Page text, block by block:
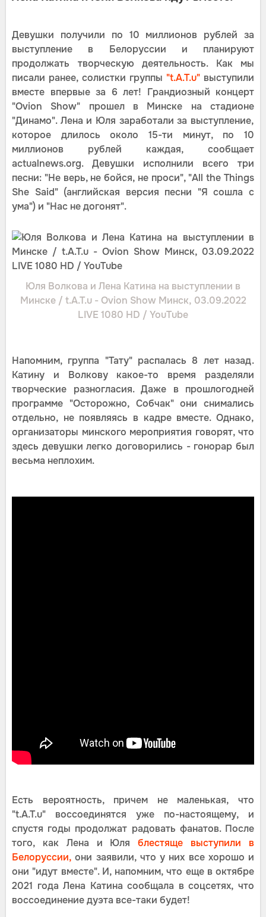
Девушки получили по 10 миллионов рублей за
выступление в Белоруссии и планируют
продолжать творческую деятельность. Как мы
писали ранее, солистки группы "t.A.T.u" выступили
вместе впервые за 6 лет! Грандиозный концерт
"Ovion Show" прошел в Минске на стадионе
"Динамо". Лена и Юля заработали за выступление,
которое длилось около 15-ти минут, по 10
миллионов рублей каждая, сообщает
actualnews.org. Девушки исполнили всего три
песни: "Не верь, не бойся, не проси", "All the Things
She Said" (английская версия песни "Я сошла с
ума") и "Нас не догонят".
Юля Волкова и Лена Катина на выступлении в
Минске / t.A.T.u - Ovion Show Минск, 03.09.2022
LIVE 1080 HD / YouTube
Напомним, группа "Тату" распалась 8 лет назад.
Катину и Волкову какое-то время разделяли
творческие разногласия. Даже в прошлогодней
программе "Осторожно, Собчак" они снимались
отдельно, не появляясь в кадре вместе. Однако,
организаторы минского мероприятия говорят, что
здесь девушки легко договорились - гонорар был
весьма неплохим.
Есть вероятность, причем не маленькая, что
"t.A.T.u" воссоединятся уже по-настоящему, и
спустя годы продолжат радовать фанатов. После
того, как Лена и Юляблестяще выступили в
Белоруссии, они заявили, что у них все хорошо и
они "идут вместе". И, напомним, что еще в октябре
2021 года Лена Катина сообщала в соцсетях, что
воссоединение дуэта все-таки будет!